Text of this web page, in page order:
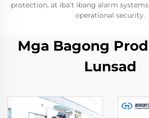
protection, at iba't ibang alarm systems
operational security.
Mga Bagong
Lunsad